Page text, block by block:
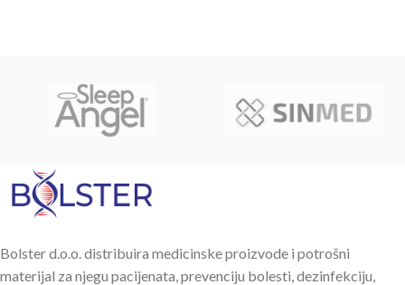
Bolster d.o.o. distribuira medicinske proizvode i potrošni
materijal za njegu pacijenata, prevenciju bolesti, dezinfekciju,